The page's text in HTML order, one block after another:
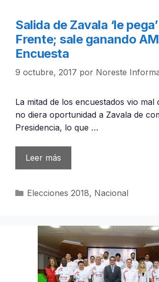
Salida de Zavala ‘le
Frente; sale ganando
Encuesta
9 octubre, 2017 por Noreste
La mitad de los encuestados vio mal
no diera oportunidad a Zavala de
Presidencia, lo que …
Leer más
Categorías
Elecciones 2018, Nacional